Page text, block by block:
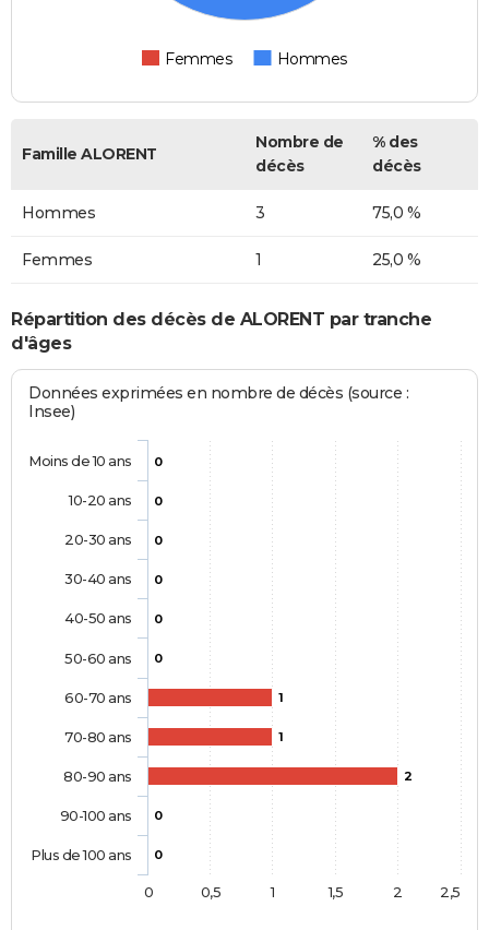
Femmes Hommes
Famille ALORENT
Nombre de
décès
% des
décès
Hommes 3 75,0 %
Femmes 1 25,0 %
Répartition des décès de ALORENT par tranche
d'âges
Données exprimées en nombre de décès (source :
Insee)
0
0
0
0
0
0
1
1
2
0
0
Moins de 10 ans
10-20 ans
20-30 ans
30-40 ans
40-50 ans
50-60 ans
60-70 ans
70-80 ans
80-90 ans
90-100 ans
Plus de 100 ans
0 0,5 1 1,5 2 2,5